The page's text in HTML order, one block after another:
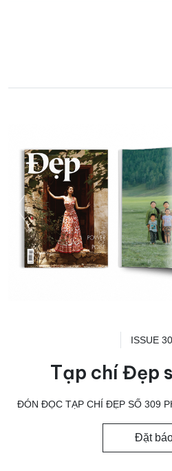
ISSUE
Tạp chí Đẹp
ĐÓN ĐỌC TẠP CHÍ ĐẸP SỐ 309
Đặt